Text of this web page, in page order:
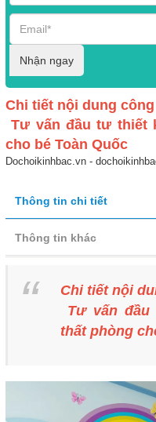
Nhận ngay
Chi tiết nội dung
Tư vấn đầu tư thiết
cho bé Toàn Quốc
Dochoikinhbac.vn -
Thông tin chi tiết
Thông tin khác
Chi tiết nội
Tư vấn đầu
thất phòng